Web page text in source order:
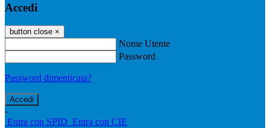
Accedi
button close ×
Nome Utente
Password
Password dimenticata?
-
Entra con SPID Entra con CIE